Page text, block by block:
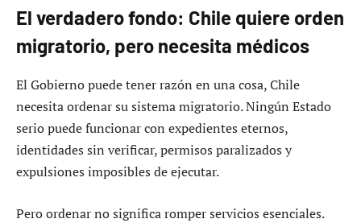
El verdadero fondo: Chile quiere orden
migratorio, pero necesita médicos
El Gobierno puede tener razón en una cosa, Chile
necesita ordenar su sistema migratorio. Ningún Estado
serio puede funcionar con expedientes eternos,
identidades sin verificar, permisos paralizados y
expulsiones imposibles de ejecutar.
Pero ordenar no significa romper servicios esenciales.